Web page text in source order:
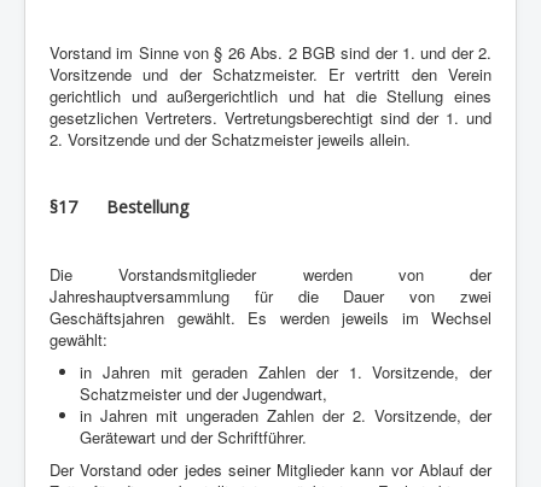
Vorstand im Sinne von § 26 Abs. 2 BGB sind der 1. und der 2.
Vorsitzende und der Schatzmeister. Er vertritt den Verein
gerichtlich und außergerichtlich und hat die Stellung eines
gesetzlichen Vertreters. Vertretungsberechtigt sind der 1. und
2. Vorsitzende und der Schatzmeister jeweils allein.
§17 Bestellung
Die Vorstandsmitglieder werden von der
Jahreshauptversammlung für die Dauer von zwei
Geschäftsjahren gewählt. Es werden jeweils im Wechsel
gewählt:
in Jahren mit geraden Zahlen der 1. Vorsitzende, der
Schatzmeister und der Jugendwart,
in Jahren mit ungeraden Zahlen der 2. Vorsitzende, der
Gerätewart und der Schriftführer.
Der Vorstand oder jedes seiner Mitglieder kann vor Ablauf der